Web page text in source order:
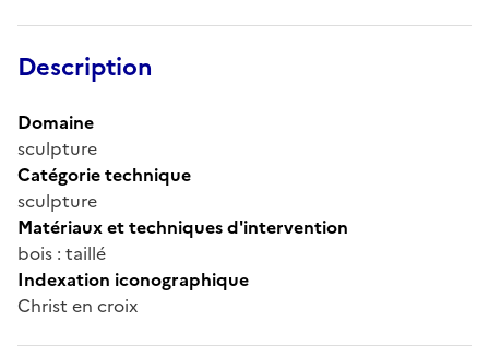
Description
Domaine
sculpture
Catégorie technique
sculpture
Matériaux et techniques d'intervention
bois : taillé
Indexation iconographique
Christ en croix